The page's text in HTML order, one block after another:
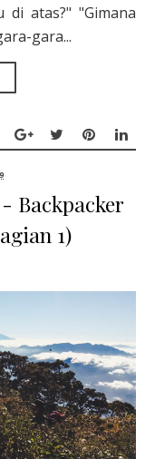
atas?" "Gimana
gara...
Backpacker
1)